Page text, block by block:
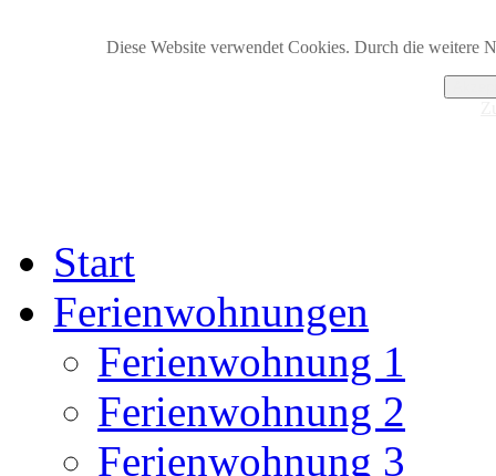
Diese Website verwendet Cookies. Durch die weitere
Start
Ferienwohnungen
Ferienwohnung 1
Ferienwohnung 2
Ferienwohnung 3